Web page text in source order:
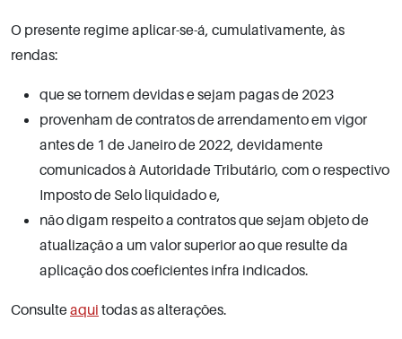
O presente regime aplicar-se-á, cumulativamente, às
rendas:
que se tornem devidas e sejam pagas de 2023
provenham de contratos de arrendamento em vigor
antes de 1 de Janeiro de 2022, devidamente
comunicados à Autoridade Tributário, com o respectivo
Imposto de Selo liquidado e,
não digam respeito a contratos que sejam objeto de
atualização a um valor superior ao que resulte da
aplicação dos coeficientes infra indicados.
Consulteaqui todas as alterações.